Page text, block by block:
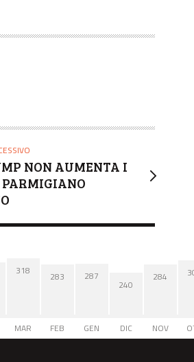
NON AUMENTA I
318
MAR
283
FEB
287
GEN
240
DIC
284
NOV